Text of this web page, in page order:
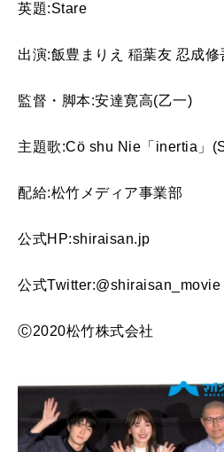
英題:Stare
出演:飯豊まりえ 稲葉友 忍成
監督・脚本:安達寛高(乙一)
主題歌:Cö shu Nie「inertia」
配給:松竹メディア事業部
公式HP:shiraisan.jp
公式Twitter:@shiraisan_movie
Ⓒ2020松竹株式会社